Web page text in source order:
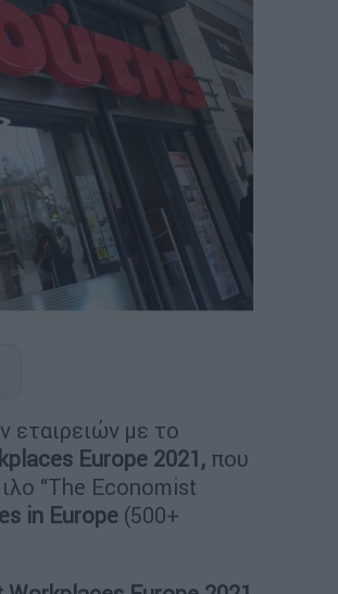
εταιρειών με το
Europe 2021, που
“The Economist
in Europe (500+